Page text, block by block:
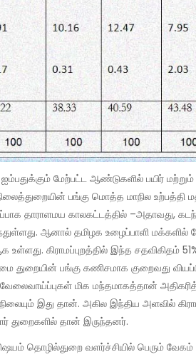
பங்கு மொத்த மாநில உற்பத்தி
தாராளமய காலகட்டத்தில் –அதாவது,
ஆனால் தமிழக உழைப்பாளி
கிராமப்புறத்தில் இந்த சதவிகிதம்
பங்கு கணிசமாக குறைவது
மிக மந்தமாகத்தான்
இது தான். அகில இந்திய அளவில்
துறைகளில் தான் இருந்தனர்.